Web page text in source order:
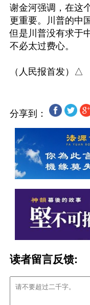
谢金河强调，在这
更重要。川普的中
但是川普没有求于
不必太过费心。
分享到：
读者留言反馈: